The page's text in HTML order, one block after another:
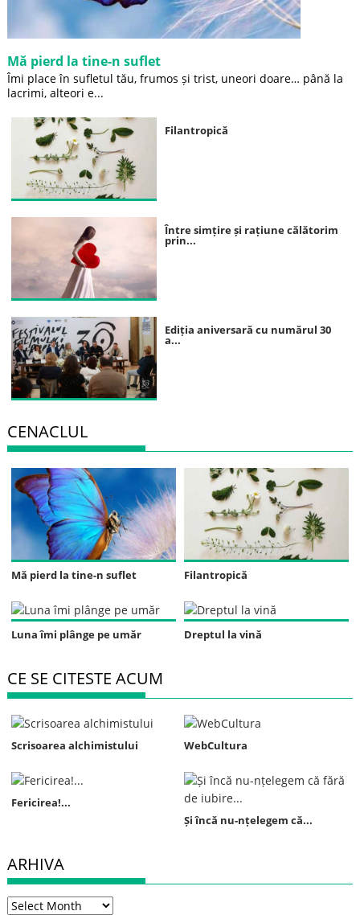
Mă pierd la tine-n suflet
Îmi place în sufletul tău, frumos și trist, uneori doare… până la
lacrimi, alteori e...
Filantropică
Între simțire și rațiune călătorim
prin...
Ediția aniversară cu numărul 30
a...
CENACLUL
Mă pierd la tine-n suflet Filantropică
Luna îmi plânge pe umăr Dreptul la vină
CE SE CITESTE ACUM
Scrisoarea alchimistului WebCultura
Fericirea!...
Și încă nu-nțelegem că...
ARHIVA
Arhiva